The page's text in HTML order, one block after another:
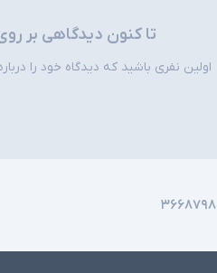
توضیحات تکمیلی
تا کنون دیدگاهی بر
اولین نفری باشید که دیدگاه خود را
۳۶۶۸۷۹۸